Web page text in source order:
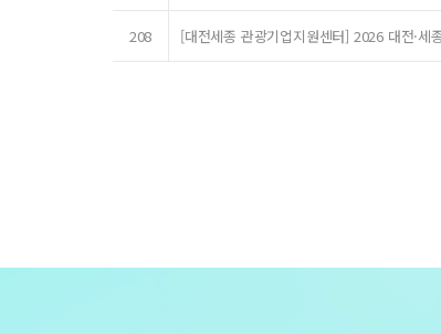
208 [대전세종 관광기업지원센터] 2026 대전·